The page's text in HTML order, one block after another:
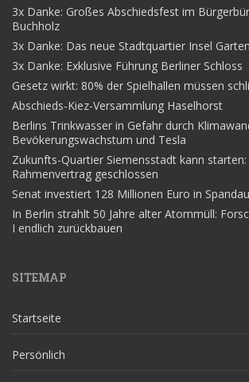
3x Danke: Großes Abschiedsfest im
Buchholz
3x Danke: Das neue Stadtquartier Insel
3x Danke: Exklusive Führung Berliner Schloss
Gesetz wirkt: 80% der Spielhallen müssen
Abschieds-Kiez-Versammlung Haselhorst
Berlins Trinkwasser in Gefahr durch
Bevökerungswachstum und Tesla
Zukunfts-Quartier Siemensstadt kann
Rahmenvertrag geschlossen
Senat investiert 128 Millionen Euro in Spandau
In Berlin strahlt 50 Jahre alter Atommüll:
I endlich zurückbauen
SITEMAP
Startseite
Persönlich